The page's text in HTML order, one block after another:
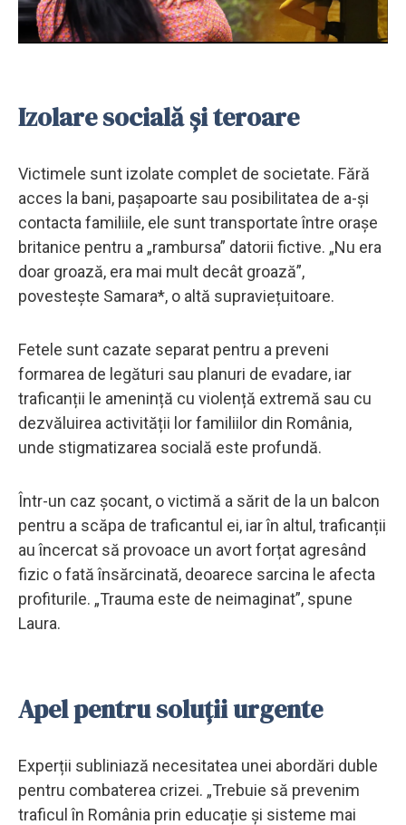
Izolare socială și teroare
Victimele sunt izolate complet de societate. Fără
acces la bani, pașapoarte sau posibilitatea de a-și
contacta familiile, ele sunt transportate între orașe
britanice pentru a „rambursa” datorii fictive. „Nu era
doar groază, era mai mult decât groază”,
povestește Samara*, o altă supraviețuitoare.
Fetele sunt cazate separat pentru a preveni
formarea de legături sau planuri de evadare, iar
traficanții le amenință cu violență extremă sau cu
dezvăluirea activității lor familiilor din România,
unde stigmatizarea socială este profundă.
Într-un caz șocant, o victimă a sărit de la un balcon
pentru a scăpa de traficantul ei, iar în altul, traficanții
au încercat să provoace un avort forțat agresând
fizic o fată însărcinată, deoarece sarcina le afecta
profiturile. „Trauma este de neimaginat”, spune
Laura.
Apel pentru soluții urgente
Experții subliniază necesitatea unei abordări duble
pentru combaterea crizei. „Trebuie să prevenim
traficul în România prin educație și sisteme mai